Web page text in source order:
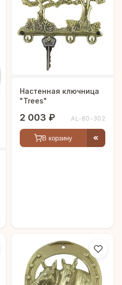
Настенная ключница
"Trees"
2 003 ₽ AL-80-302
В корзину